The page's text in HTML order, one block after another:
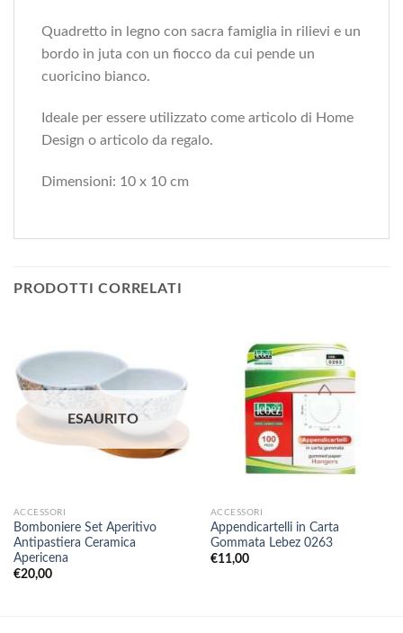
Quadretto in legno con sacra famiglia in rilievi e un
bordo in juta con un fiocco da cui pende un
cuoricino bianco.
Ideale per essere utilizzato come articolo di Home
Design o articolo da regalo.
Dimensioni: 10 x 10 cm
PRODOTTI CORRELATI
ESAURITO
ACCESSORI
Bomboniere Set Aperitivo
Antipastiera Ceramica
Apericena
€20,00
ACCESSORI
Appendicartelli in Carta
Gommata Lebez 0263
€11,00